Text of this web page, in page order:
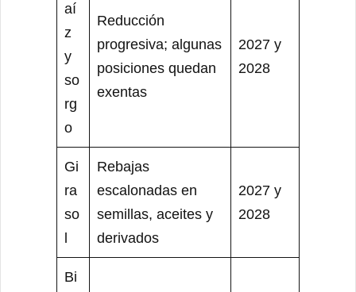
aí
z
y
so
rg
o
Reducción
progresiva; algunas
posiciones quedan
exentas
2027 y
2028
Gi
ra
so
Rebajas
escalonadas en
semillas, aceites y
derivados
2027 y
2028
Bi